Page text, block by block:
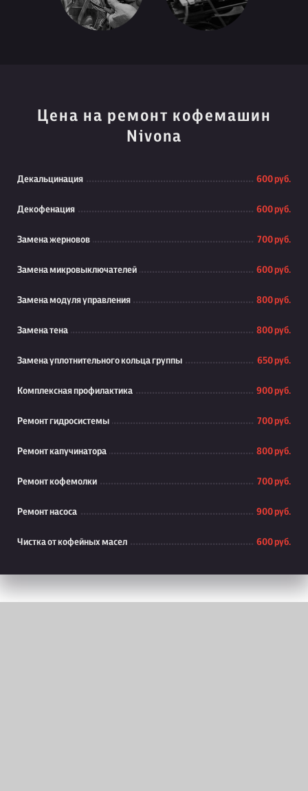
Цена на ремонт кофемашин
Nivona
Декальцинация 600 руб.
Декофенация 600 руб.
Замена жерновов 700 руб.
Замена микровыключателей 600 руб.
Замена модуля управления 800 руб.
Замена тена 800 руб.
Замена уплотнительного кольца группы 650 руб.
Комплексная профилактика 900 руб.
Ремонт гидросистемы 700 руб.
Ремонт капучинатора 800 руб.
Ремонт кофемолки 700 руб.
Ремонт насоса 900 руб.
Чистка от кофейных масел 600 руб.